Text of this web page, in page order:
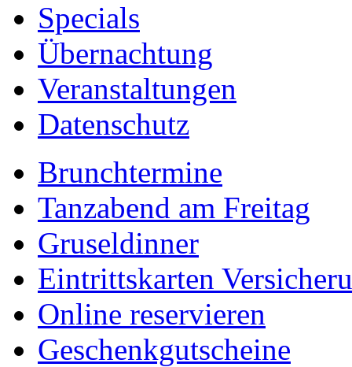
Specials
Übernachtung
Veranstaltungen
Datenschutz
Brunchtermine
Tanzabend am Freitag
Gruseldinner
Eintrittskarten
Online reservieren
Geschenkgutscheine